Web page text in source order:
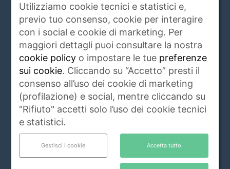
www.animalidacompagnia.it è il portale che
soddisfa le esigenze dei proprietari di PET,
trait d'union tra proprietario e veterinari,
istituzioni, allevatori ed operatori del settore.
Raccoglie ogni giorno notizie di attualità,
igiene e salute, rubriche, eventi e servizi
riguardanti gli animali da compagnia e non
solo.Leggi di più
Contattaci:
Utilizziamo cookie tecnici e statistici e,
previo tuo consenso, cookie per interagire
con i social e cookie di marketing. Per
maggiori dettagli puoi consultare la nostra
cookie policy o impostare le tue preferenze
sui cookie. Cliccando su “Accetto” presti il
consenso all’uso dei cookie di marketing
(profilazione) e social, mentre cliccando su
"Rifiuto" accetti solo l’uso dei cookie tecnici
e statistici.
Gestisci i cookie Accetta tutto